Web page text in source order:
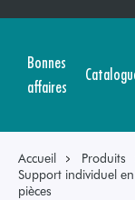
Bonnes
affaires
Accueil Produits
Support individuel
pièces